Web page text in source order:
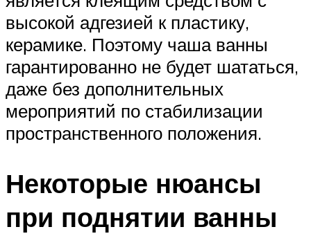
высокой адгезией к пластику,
керамике. Поэтому чаша ванны
гарантированно не будет шататься,
даже без дополнительных
мероприятий по стабилизации
пространственного положения.
Некоторые нюансы
при поднятии ванны